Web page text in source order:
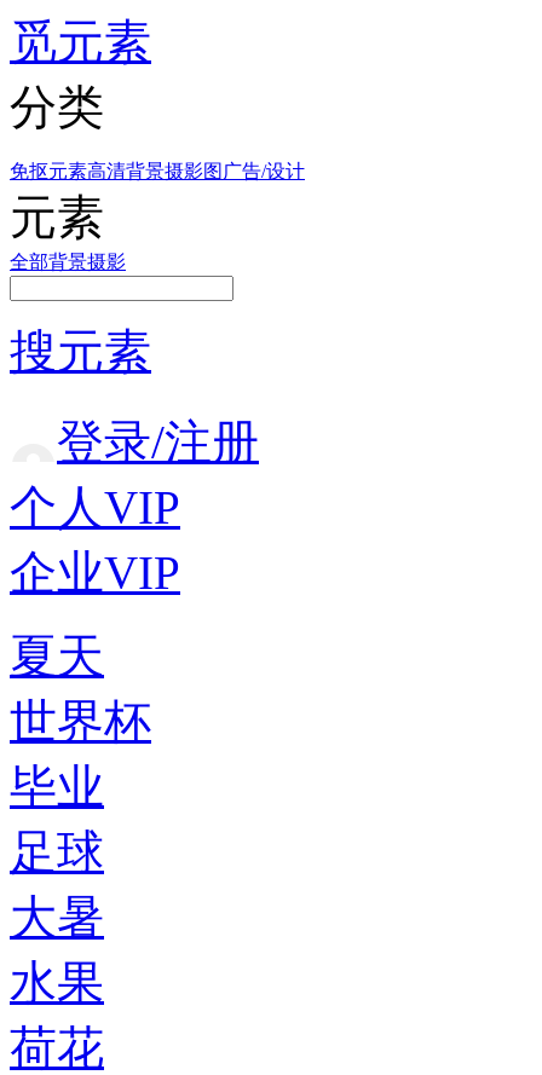
觅元素
分类
免抠元素高清背景摄影图 广告/设计
元素
全部背景摄影
搜元素
登录/注册
个人VIP
企业VIP
夏天
世界杯
毕业
足球
大暑
水果
荷花